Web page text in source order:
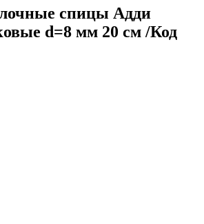
спицы Адди
d=8 мм 20 см /Код